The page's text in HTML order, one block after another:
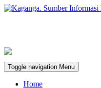
Toggle navigation Menu
Home